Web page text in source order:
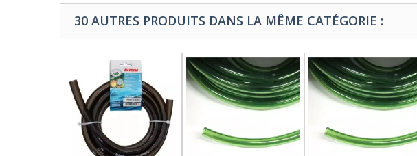
30 AUTRES PRODUITS DANS LA MÊME CATÉGORIE :